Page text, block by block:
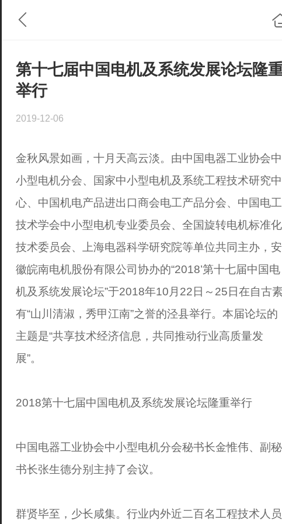
第十七届中国电机及系统发展论坛隆
举行
2019-12-06
金秋风景如画，十月天高云淡。由中国电器工业协会中
小型电机分会、国家中小型电机及系统工程技术研究中
心、中国机电产品进出口商会电工产品分会、中国电工
技术学会中小型电机专业委员会、全国旋转电机标准化
技术委员会、上海电器科学研究院等单位共同主办，安
徽皖南电机股份有限公司协办的“2018’第十七届中国电
机及系统发展论坛”于2018年10月22日～25日在自古
有“山川清淑，秀甲江南”之誉的泾县举行。本届论坛的
主题是“共享技术经济信息，共同推动行业高质量发
展”。
2018第十七届中国电机及系统发展论坛隆重举行
中国电器工业协会中小型电机分会秘书长金惟伟、副秘
书长张生德分别主持了会议。
群贤毕至，少长咸集。行业内外近二百名工程技术人员